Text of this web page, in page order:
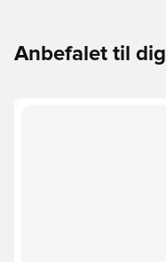
Anbefalet til dig